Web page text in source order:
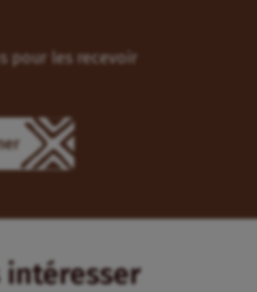
pour les recevoir